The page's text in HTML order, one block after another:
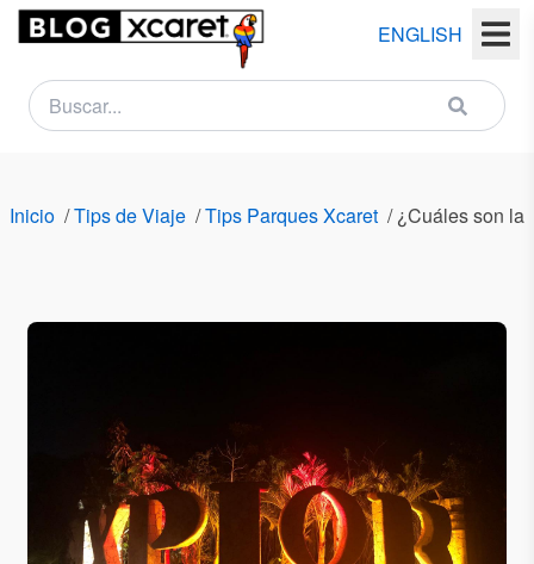
ENGLISH
Inicio /Tips de Viaje /Tips Parques Xcaret /¿Cuáles son
NEWSLETTER
Nombre